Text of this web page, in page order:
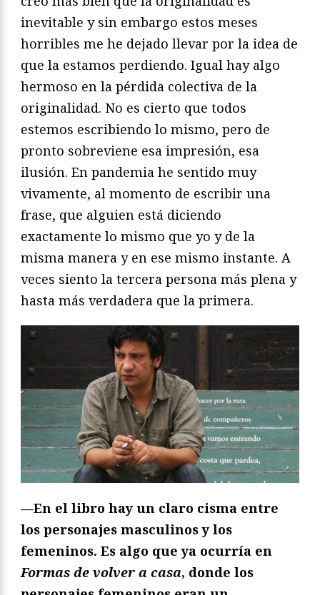
inevitable y sin embargo estos meses
horribles me he dejado llevar por la idea de
que la estamos perdiendo. Igual hay algo
hermoso en la pérdida colectiva de la
originalidad. No es cierto que todos
estemos escribiendo lo mismo, pero de
pronto sobreviene esa impresión, esa
ilusión. En pandemia he sentido muy
vivamente, al momento de escribir una
frase, que alguien está diciendo
exactamente lo mismo que yo y de la
misma manera y en ese mismo instante. A
veces siento la tercera persona más plena y
hasta más verdadera que la primera.
—En el libro hay un claro cisma entre
los personajes masculinos y los
femeninos. Es algo que ya ocurría en
Formas de volver a casa, donde los